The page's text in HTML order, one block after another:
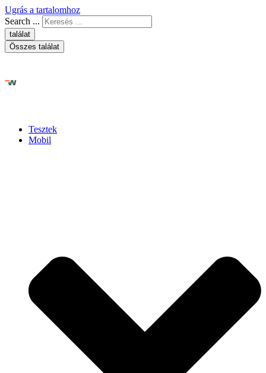
Ugrás a tartalomhoz
Search ...
találat
Összes találat
Tesztek
Mobil